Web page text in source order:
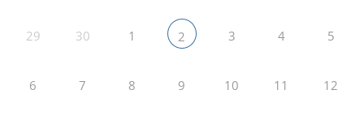
29 30 1 2 3 4 5
6 7 8 9 10 11 12